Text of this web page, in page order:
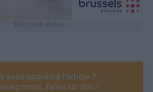
©Brussels Airlines
avez apprécié l’article ?
nous, faites un don !